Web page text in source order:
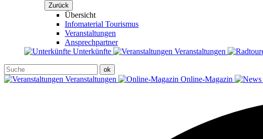
Zurück
Übersicht
Infomaterial Tourismus
Veranstaltungen
Ansprechpartner
Unterkünfte
Veranstaltungen
Veranstaltungen Online-Magazin